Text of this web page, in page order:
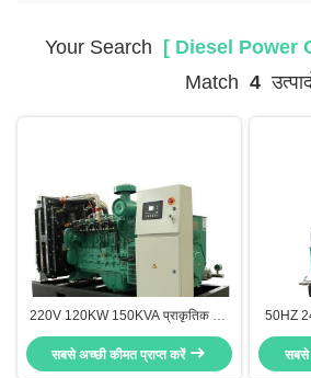
Your Search [ Diesel Power
Match 4
220V 120KW 150KVA प्राकृतिक गैस
जनरेटर सेट, निरंतर शक्ति प्राकृतिक गैस
जनरेटर
सबसे अच्छी कीमत प्राप्त करें
50HZ
बायोगैस
सबसे